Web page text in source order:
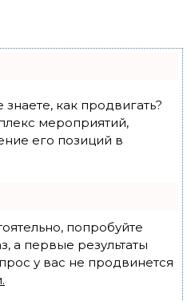
как продвигать?
мероприятий,
его позиций в
попробуйте
а первые результаты
у вас не продвинется